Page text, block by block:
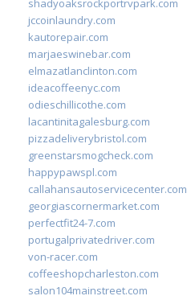
jccoinlaundry.com
kautorepair.com
marjaeswinebar.com
elmazatlanclinton.com
ideacoffeenyc.com
odieschillicothe.com
lacantinitagalesburg.com
pizzadeliverybristol.com
greenstarsmogcheck.com
happypawspl.com
callahansautoservicecenter.com
georgiascornermarket.com
perfectfit24-7.com
portugalprivatedriver.com
von-racer.com
coffeeshopcharleston.com
salon104mainstreet.com